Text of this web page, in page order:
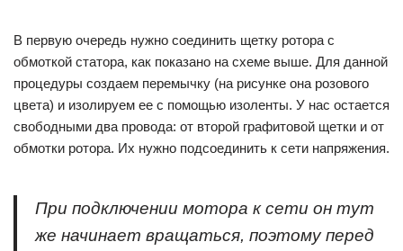
В первую очередь нужно соединить щетку ротора с
обмоткой статора, как показано на схеме выше. Для данной
процедуры создаем перемычку (на рисунке она розового
цвета) и изолируем ее с помощью изоленты. У нас остается
свободными два провода: от второй графитовой щетки и от
обмотки ротора. Их нужно подсоединить к сети напряжения.
При подключении мотора к сети он тут
же начинает вращаться, поэтому перед